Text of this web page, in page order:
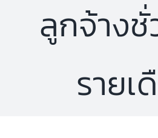
ลูกจ้างชั่
รายเ